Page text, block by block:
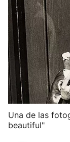
Una de las
beautiful"